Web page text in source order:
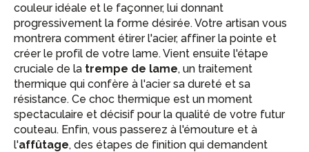
couleur idéale et le façonner, lui donnant
progressivement la forme désirée. Votre artisan vous
montrera comment étirer l'acier, affiner la pointe et
créer le profil de votre lame. Vient ensuite l'étape
cruciale de la trempe de lame, un traitement
thermique qui confère à l'acier sa dureté et sa
résistance. Ce choc thermique est un moment
spectaculaire et décisif pour la qualité de votre futur
couteau. Enfin, vous passerez à l'émouture et à
l'affûtage, des étapes de finition qui demandent